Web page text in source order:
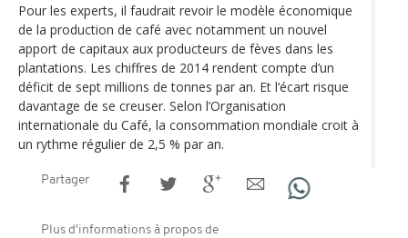
Pour les experts, il faudrait revoir le modèle économique
de la production de café avec notamment un nouvel
apport de capitaux aux producteurs de fèves dans les
plantations. Les chiffres de 2014 rendent compte d’un
déficit de sept millions de tonnes par an. Et l‘écart risque
davantage de se creuser. Selon l’Organisation
internationale du Café, la consommation mondiale croit à
un rythme régulier de 2,5 % par an.
Partager
Plus d'informations à propos de